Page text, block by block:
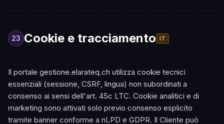
23 Cookie e tracciamento IT
Il portale gestione.elarateq.ch utilizza cookie tecnici
essenziali (sessione, CSRF, lingua) non subordinati a
consenso ai sensi dell'art. 45c LTC. Cookie analitici e di
marketing sono attivati solo previo consenso esplicito
tramite banner conforme a nLPD e GDPR. Il Cliente può